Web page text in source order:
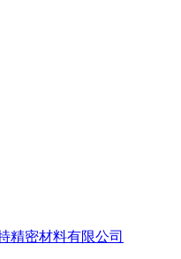
精密材料有限公司